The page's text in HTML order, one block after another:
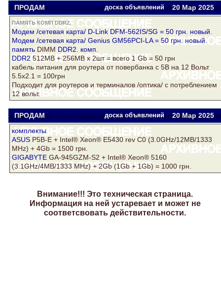
ПРОДАМ ascona доска объявлений 20 Мар2025
ПАМЯТЬ КОМП DDR2.
Модем /сетевая карта/ D-Link DFM-562IS/SG = 50 грн. новый.
Модем /сетевая карта/ Genius GM56PCI-LA = 50 грн. новый.
память DIMM DDR2 комп
DDR2512MB + 256MB х 2шт = всего 1 Gb = 50 грн
кабель питания для роутера от повербанка с 5В на 12 Вольт
5.5x2.1 = 100грн
Подходит для роутеров и терминалов /оптика/ с потреблением
12 вольт.
ПРОДАМ ascona доска объявлений 20 Мар2025
комплекты
ASUS P5B-E + Intel® Xeon® Е5430 rev С0 (3.0GHz/12MB/1333
MHz) + 4Gb = 1500 грн.
GIGABYTE GA-945GZM-S2 + Intel® Xeon® 5160
(3.1GHz/4MB/1333 MHz) + 2Gb (1Gb + 1Gb) = 1000 грн.
Внимание!!! Это техническая страница.
Информация на ней устаревает и может не
соответсвовать действительности.